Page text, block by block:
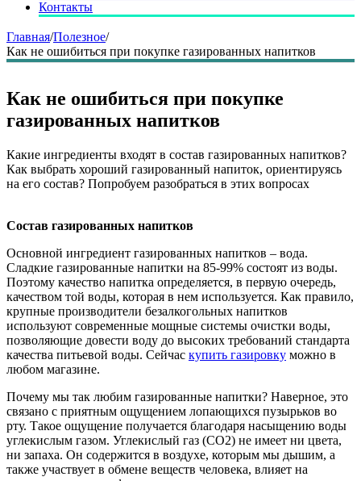
Контакты
Главная/Полезное/
Как не ошибиться при покупке газированных напитков
Как не ошибиться при покупке
газированных напитков
Какие ингредиенты входят в состав газированных напитков?
Как выбрать хороший газированный напиток, ориентируясь
на его состав? Попробуем разобраться в этих вопросах
Состав газированных напитков
Основной ингредиент газированных напитков – вода.
Сладкие газированные напитки на 85-99% состоят из воды.
Поэтому качество напитка определяется, в первую очередь,
качеством той воды, которая в нем используется. Как правило,
крупные производители безалкогольных напитков
используют современные мощные системы очистки воды,
позволяющие довести воду до высоких требований стандарта
качества питьевой воды. Сейчас купить газировку можно в
любом магазине.
Почему мы так любим газированные напитки? Наверное, это
связано с приятным ощущением лопающихся пузырьков во
рту. Такое ощущение получается благодаря насыщению воды
углекислым газом. Углекислый газ (СO2) не имеет ни цвета,
ни запаха. Он содержится в воздухе, которым мы дышим, а
также участвует в обмене веществ человека, влияет на